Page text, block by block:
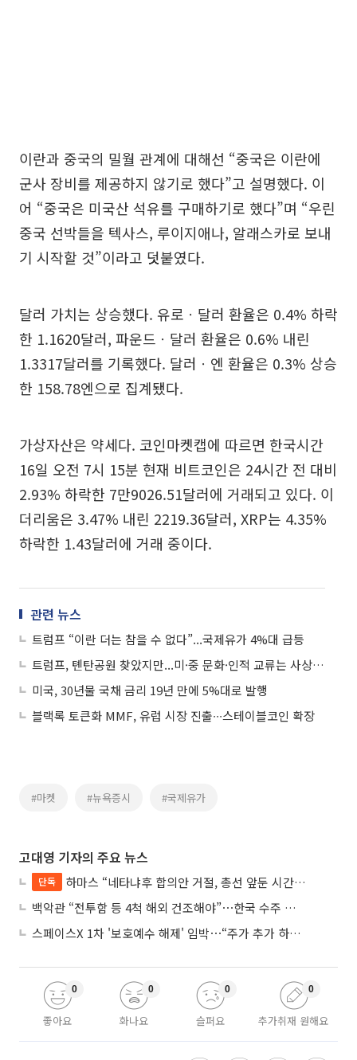
이란과 중국의 밀월 관계에 대해선 “중국은 이란에
군사 장비를 제공하지 않기로 했다”고 설명했다. 이
어 “중국은 미국산 석유를 구매하기로 했다”며 “우린
중국 선박들을 텍사스, 루이지애나, 알래스카로 보내
기 시작할 것”이라고 덧붙였다.
달러 가치는 상승했다. 유로ㆍ달러 환율은 0.4% 하락
한 1.1620달러, 파운드ㆍ달러 환율은 0.6% 내린
1.3317달러를 기록했다. 달러ㆍ엔 환율은 0.3% 상승
한 158.78엔으로 집계됐다.
가상자산은 약세다. 코인마켓캡에 따르면 한국시간
16일 오전 7시 15분 현재 비트코인은 24시간 전 대비
2.93% 하락한 7만9026.51달러에 거래되고 있다. 이
더리움은 3.47% 내린 2219.36달러, XRP는 4.35%
하락한 1.43달러에 거래 중이다.
관련 뉴스
트럼프 “이란 더는 참을 수 없다”...국제유가 4%대 급등
트럼프, 톈탄공원 찾았지만...미·중 문화·인적 교류는 사상 최저 수준
미국, 30년물 국채 금리 19년 만에 5%대로 발행
블랙록 토큰화 MMF, 유럽 시장 진출∙∙∙스테이블코인 확장
#마켓 #뉴욕증시 #국제유가
고대영 기자의 주요 뉴스
단독
하마스 “네타냐후 합의안 거절, 총선 앞둔 시간 끌기”
백악관 “전투함 등 4척 해외 건조해야”⋯한국 수주 기대
스페이스X 1차 '보호예수 해제' 임박⋯“주가 추가 하락 가능성”
좋아요
0
화나요
0
슬퍼요
0
추가취재 원해요
0